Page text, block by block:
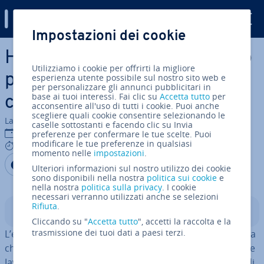
Vai al contenuto prin­ci­pa­le
HTML: creare aree di disegno
per Ja­va­Script con il tag
canvas
La redazione di IONOS
15 dic 2025
7 mins
Condividi via Facebook
Condividi via Twitter
Condividi via LinkedIN
Aggiungi come fonte
preferita su Google
Indice
L’elemento HTML <canvas> ti permette di creare un’area
che può essere riempita con grafici o ani­ma­zio­ni tramite
Impostazioni dei cookie
Utilizziamo i cookie per offrirti la migliore
esperienza utente possibile sul nostro sito web e
per personalizzare gli annunci pubblicitari in
base ai tuoi interessi. Fai clic suAccetta tutto per
acconsentire all'uso di tutti i cookie. Puoi anche
scegliere quali cookie consentire selezionando le
caselle sottostanti e facendo clic su Invia
preferenze per confermare le tue scelte. Puoi
modificare le tue preferenze in qualsiasi
momento nelle impostazioni.
Ulteriori informazioni sul nostro utilizzo dei cookie
sono disponibili nella nostra politica sui cookie e
nella nostra politica sulla privacy. I cookie
necessari verranno utilizzati anche se selezioni
Rifiuta.
Cliccando su "Accetta tutto", accetti la raccolta e la
trasmissione dei tuoi dati a paesi terzi.